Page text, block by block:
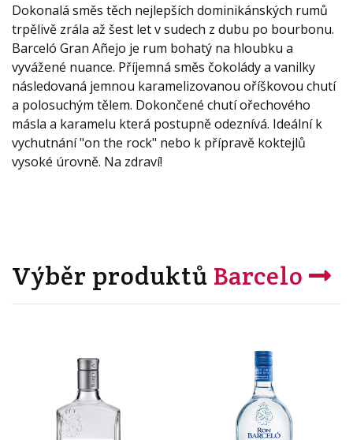
Dokonalá směs těch nejlepších dominikánských rumů
trpělivě zrála až šest let v sudech z dubu po bourbonu.
Barceló Gran Añejo je rum bohatý na hloubku a
vyvážené nuance. Příjemná směs čokolády a vanilky
následovaná jemnou karamelizovanou oříškovou chutí
a polosuchým tělem. Dokončené chutí ořechového
másla a karamelu která postupně odeznívá. Ideální k
vychutnání "on the rock" nebo k přípravě koktejlů
vysoké úrovně. Na zdraví!
Výběr produktů Barcelo